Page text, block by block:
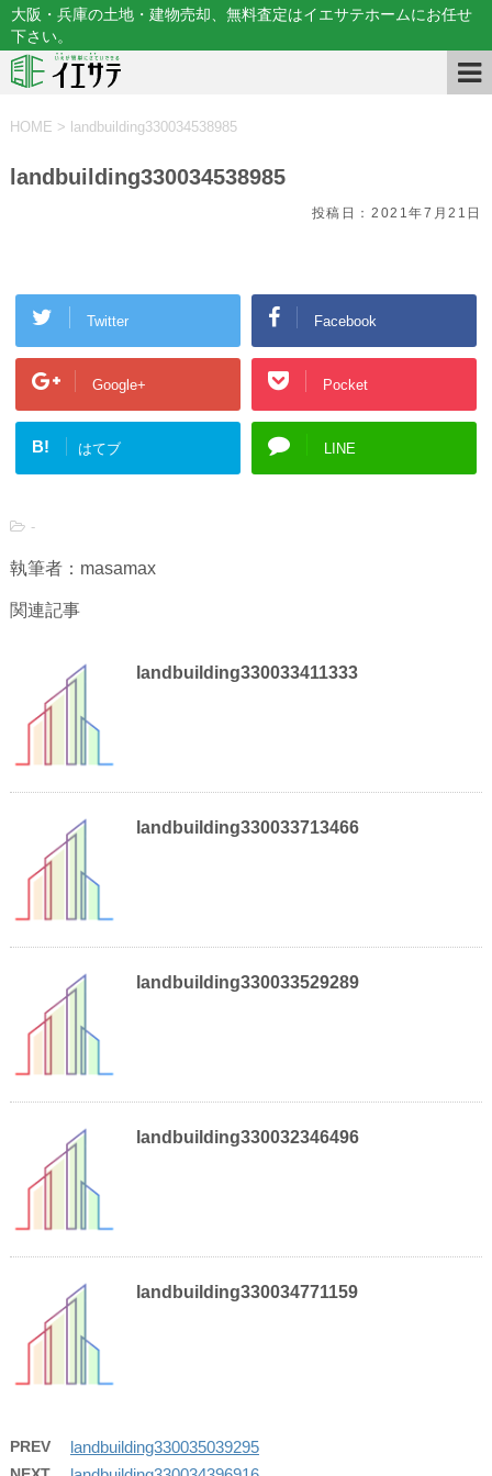
大阪・兵庫の土地・建物売却、無料査定はイエサテホームにお任せ
下さい。
HOME > landbuilding330034538985
landbuilding330034538985
投稿日：2021年7月21日
Twitter Facebook
Google+ Pocket
B! はてブ LINE
-
執筆者：masamax
関連記事
landbuilding330033411333
landbuilding330033713466
landbuilding330033529289
landbuilding330032346496
landbuilding330034771159
PREV landbuilding330035039295